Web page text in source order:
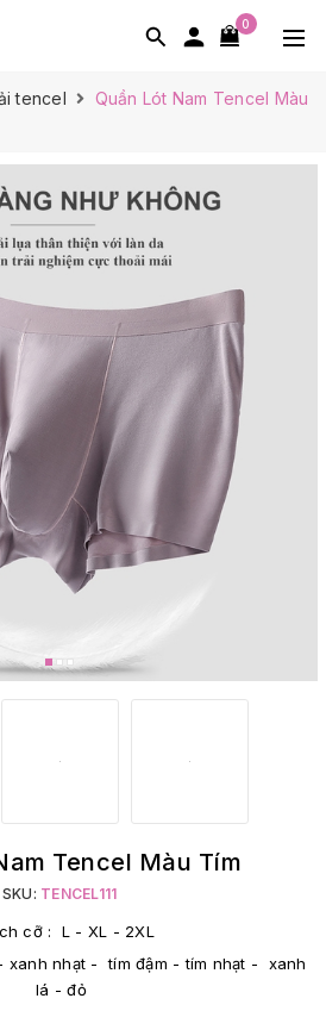
0
tencel
Quần Lót Nam Tencel Màu
Tencel Màu Tím
SKU: TENCEL111
cỡ : L - XL - 2XL
xanh nhạt - tím đậm - tím nhạt - xanh
lá - đỏ